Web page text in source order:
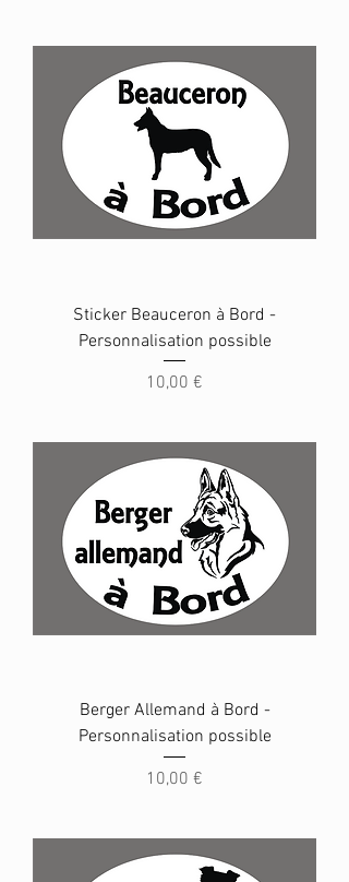
Sticker Beauceron à Bord -
Personnalisation possible
Prix
10,00 €
Berger Allemand à Bord -
Personnalisation possible
Prix
10,00 €